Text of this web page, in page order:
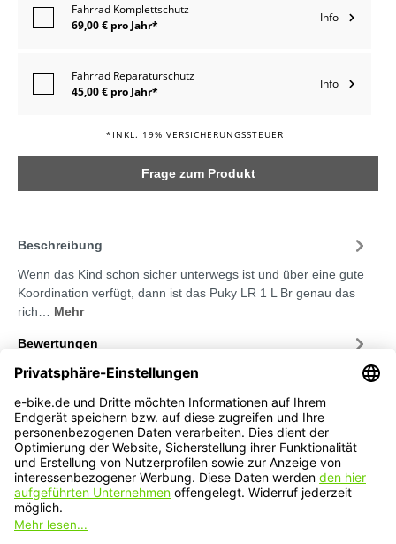
Fahrrad Komplettschutz
69,00 € pro Jahr*
Info
Fahrrad Reparaturschutz
45,00 € pro Jahr*
Info
*INKL. 19% VERSICHERUNGSSTEUER
Frage zum Produkt
Beschreibung
Wenn das Kind schon sicher unterwegs ist und über eine gute
Koordination verfügt, dann ist das Puky LR 1 L Br genau das
rich… Mehr
Bewertungen
Service-Hotline
Service
Informationen